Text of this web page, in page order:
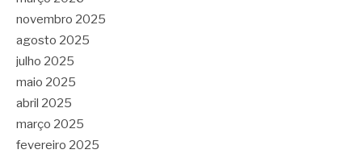
novembro 2025
agosto 2025
julho 2025
maio 2025
abril 2025
março 2025
fevereiro 2025